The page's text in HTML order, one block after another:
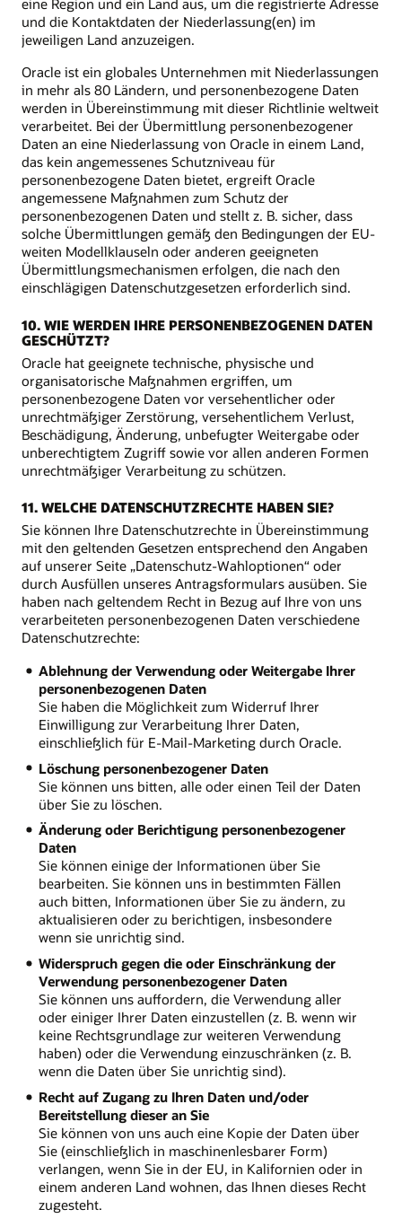
und die Kontaktdaten der Niederlassung(en) im
jeweiligen Land anzuzeigen.
Oracle ist ein globales Unternehmen mit Niederlassungen
in mehr als 80 Ländern, und personenbezogene Daten
werden in Übereinstimmung mit dieser Richtlinie weltweit
verarbeitet. Bei der Übermittlung personenbezogener
Daten an eine Niederlassung von Oracle in einem Land,
das kein angemessenes Schutzniveau für
personenbezogene Daten bietet, ergreift Oracle
angemessene Maßnahmen zum Schutz der
personenbezogenen Daten und stellt z. B. sicher, dass
solche Übermittlungen gemäß den Bedingungen der EU-
weiten Modellklauseln oder anderen geeigneten
Übermittlungsmechanismen erfolgen, die nach den
einschlägigen Datenschutzgesetzen erforderlich sind.
10. WIE WERDEN IHRE PERSONENBEZOGENEN DATEN
GESCHÜTZT?
Oracle hat geeignete technische, physische und
organisatorische Maßnahmen ergriffen, um
personenbezogene Daten vor versehentlicher oder
unrechtmäßiger Zerstörung, versehentlichem Verlust,
Beschädigung, Änderung, unbefugter Weitergabe oder
unberechtigtem Zugriff sowie vor allen anderen Formen
unrechtmäßiger Verarbeitung zu schützen.
11. WELCHE DATENSCHUTZRECHTE HABEN SIE?
Sie können Ihre Datenschutzrechte in Übereinstimmung
mit den geltenden Gesetzen entsprechend den Angaben
auf unserer Seite „Datenschutz-Wahloptionen“ oder
durch Ausfüllen unseres Antragsformulars ausüben. Sie
haben nach geltendem Recht in Bezug auf Ihre von uns
verarbeiteten personenbezogenen Daten verschiedene
Datenschutzrechte:
Ablehnung der Verwendung oder Weitergabe Ihrer
personenbezogenen Daten
Sie haben die Möglichkeit zum Widerruf Ihrer
Einwilligung zur Verarbeitung Ihrer Daten,
einschließlich für E-Mail-Marketing durch Oracle.
Löschung personenbezogener Daten
Sie können uns bitten, alle oder einen Teil der Daten
über Sie zu löschen.
Änderung oder Berichtigung personenbezogener
Daten
Sie können einige der Informationen über Sie
bearbeiten. Sie können uns in bestimmten Fällen
auch bitten, Informationen über Sie zu ändern, zu
aktualisieren oder zu berichtigen, insbesondere
wenn sie unrichtig sind.
Widerspruch gegen die oder Einschränkung der
Verwendung personenbezogener Daten
Sie können uns auffordern, die Verwendung aller
oder einiger Ihrer Daten einzustellen (z. B. wenn wir
keine Rechtsgrundlage zur weiteren Verwendung
haben) oder die Verwendung einzuschränken (z. B.
wenn die Daten über Sie unrichtig sind).
Recht auf Zugang zu Ihren Daten und/oder
Bereitstellung dieser an Sie
Sie können von uns auch eine Kopie der Daten über
Sie (einschließlich in maschinenlesbarer Form)
verlangen, wenn Sie in der EU, in Kalifornien oder in
einem anderen Land wohnen, das Ihnen dieses Recht
zugesteht.